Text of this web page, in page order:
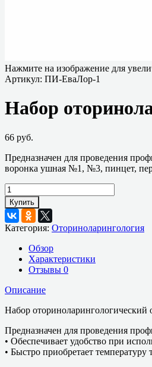
Нажмите на изображение для
Артикул: ПИ-ЕваЛор-1
Набор
66 руб.
Предназначен для проведения
воронка ушная №1, №3, пинцет,
Купить
Категория: Оториноларингология
Обзор
Характеристики
Отзывы 0
Описание
Набор
Предназначен для проведения
• Обеспечивает удобство при
• Быстро приобретает температуру